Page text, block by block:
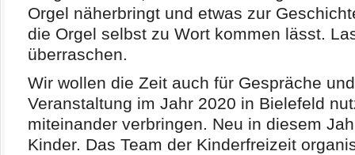
Orgel näherbringt und etwas zur
die Orgel selbst zu Wort kommen lässt.
überraschen.
Wir wollen die Zeit auch für Gespräche
Veranstaltung im Jahr 2020 in Bielefeld
miteinander verbringen. Neu in diesem
Kinder. Das Team der Kinderfreizeit